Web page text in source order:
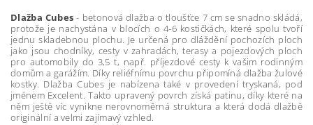
Dlažba Cubes - betonová dlažba o tloušťce 7 cm se snadno skládá,
protože je nachystána v blocích o 4-6 kostičkách, které spolu tvoří
jednu skladebnou plochu. Je určená pro dláždění pochozích ploch
jako jsou chodníky, cesty v zahradách, terasy a pojezdových ploch
pro automobily do 3,5 t, např. příjezdové cesty k vašim rodinným
domům a garážím. Díky reliéfnímu povrchu připomíná dlažba žulové
kostky. Dlažba Cubes je nabízena také v provedení tryskaná, pod
jménem Excelent. Takto upravený povrch získá patinu, díky které na
něm ještě víc vynikne nerovnoměrná struktura a která dodá dlažbě
originální a velmi zajímavý vzhled.